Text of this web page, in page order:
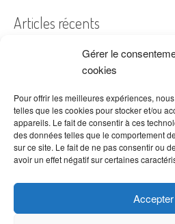
Gérer le
cookies
Pour offrir les meilleures expériences,
telles que les cookies pour stocker et/ou
appareils. Le fait de consentir à ces
des données telles que le comportement
sur ce site. Le fait de ne pas consentir ou
avoir un effet négatif sur certaines
Accepter
Articles récents
A quelles dates de l’année offre-t-on
Les fleurs préférées des Français
Combien de fois arroser un cactus ?
Quelles fleurs offrir pour la fête des
Idées de décoration avec fleurs séchées